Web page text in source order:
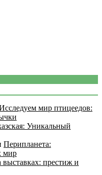
мир птицеедов:
Уникальный
Перипланета:
мир
престиж и